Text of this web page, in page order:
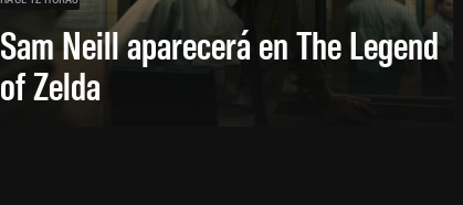
Sam Neill aparecerá en The Legend
of Zelda